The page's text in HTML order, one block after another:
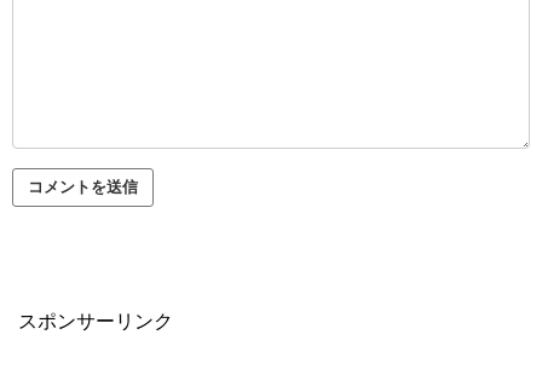
スポンサーリンク